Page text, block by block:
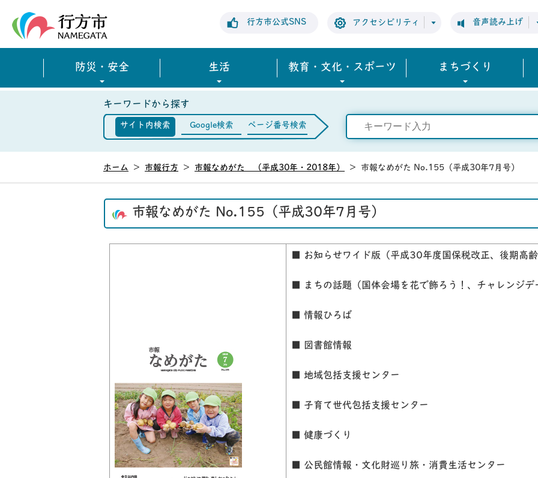
行方市公式SNS アクセシビリティ 音声読み上げ
防災・安全 生活 教育・文化・スポーツ まちづくり
キーワードから探す
サイト内検索 Google検索 ページ番号検索
ホーム > 市報行方 > 市報なめがた （平成30年・2018年） > 市報なめがた No.155（平成30年7月号）
市報なめがた No.155（平成30年7月号）
■ お知らせワイド版（平成30年度国保税改正、後期高
■ まちの話題（国体会場を花で飾ろう！、チャレンジ
■ 情報ひろば
■ 図書館情報
■ 地域包括支援センター
■ 子育て世代包括支援センター
■ 健康づくり
■ 公民館情報・文化財巡り旅・消費生活センター